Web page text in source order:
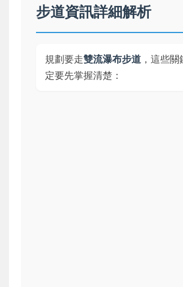
步道資訊詳細解析
規劃要走雙流瀑布步道 ，這些
定要先掌握清楚：